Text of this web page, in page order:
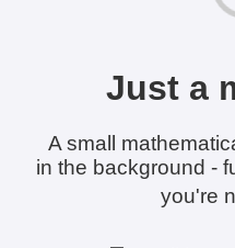
Just a
A small
in the background -
you're